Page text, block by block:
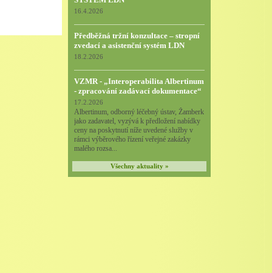
16.4.2026
Předběžná tržní konzultace – stropní
zvedací a asistenční systém LDN
18.2.2026
VZMR - „Interoperabilita Albertinum
- zpracování zadávací dokumentace“
17.2.2026
Albertinum, odborný léčebný ústav, Žamberk
jako zadavatel, vyzývá k předložení nabídky
ceny na poskytnutí níže uvedené služby v
rámci výběrového řízení veřejné zakázky
malého rozsa...
Všechny aktuality »